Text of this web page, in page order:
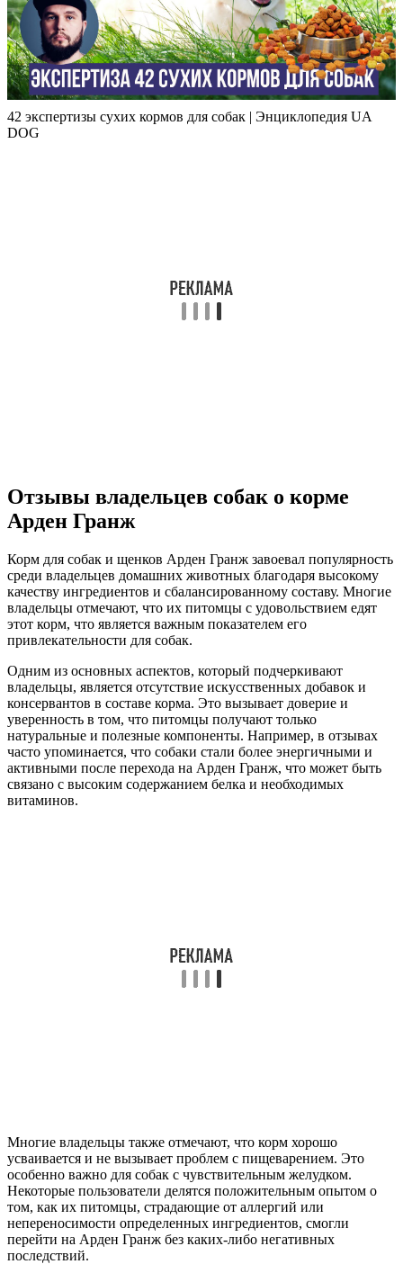
42 экспертизы сухих кормов для собак | Энциклопедия UA
DOG
Отзывы владельцев собак о корме
Арден Гранж
Корм для собак и щенков Арден Гранж завоевал популярность
среди владельцев домашних животных благодаря высокому
качеству ингредиентов и сбалансированному составу. Многие
владельцы отмечают, что их питомцы с удовольствием едят
этот корм, что является важным показателем его
привлекательности для собак.
Одним из основных аспектов, который подчеркивают
владельцы, является отсутствие искусственных добавок и
консервантов в составе корма. Это вызывает доверие и
уверенность в том, что питомцы получают только
натуральные и полезные компоненты. Например, в отзывах
часто упоминается, что собаки стали более энергичными и
активными после перехода на Арден Гранж, что может быть
связано с высоким содержанием белка и необходимых
витаминов.
Многие владельцы также отмечают, что корм хорошо
усваивается и не вызывает проблем с пищеварением. Это
особенно важно для собак с чувствительным желудком.
Некоторые пользователи делятся положительным опытом о
том, как их питомцы, страдающие от аллергий или
непереносимости определенных ингредиентов, смогли
перейти на Арден Гранж без каких-либо негативных
последствий.